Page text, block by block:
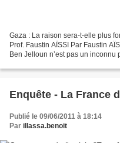
Gaza : La raison sera-t-elle plus
Prof. Faustin AÏSSI Par Faustin
Ben Jelloun n’est pas un
Enquête - La France
Publié le 09/06/2011 à 18:14
Par illassa.benoit